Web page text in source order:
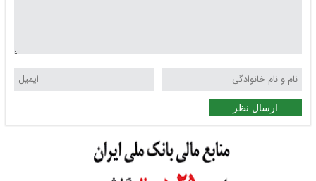
ارسال نظر